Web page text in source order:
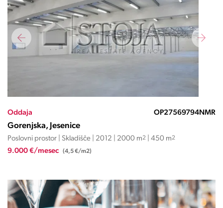
Oddaja OP27569794NMR
Gorenjska, Jesenice
Poslovni prostor | Skladišče | 2012 | 2000 m2 | 450 m2
9.000 €/mesec (4,5 €/m2)